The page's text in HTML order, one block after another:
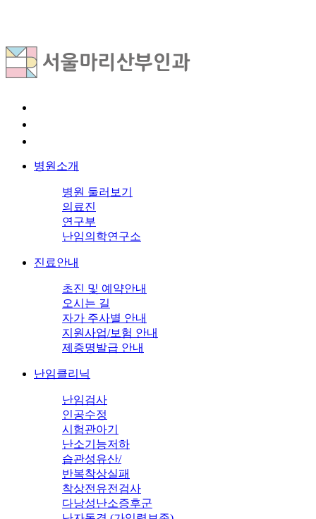
병원소개
병원 둘러보기
의료진
연구부
난임의학연구소
진료안내
초진 및 예약안내
오시는 길
자가 주사별 안내
지원사업/보험 안내
제증명발급 안내
난임클리닉
난임검사
인공수정
시험관아기
난소기능저하
습관성유산/
반복착상실패
착상전유전검사
다낭성난소증후군